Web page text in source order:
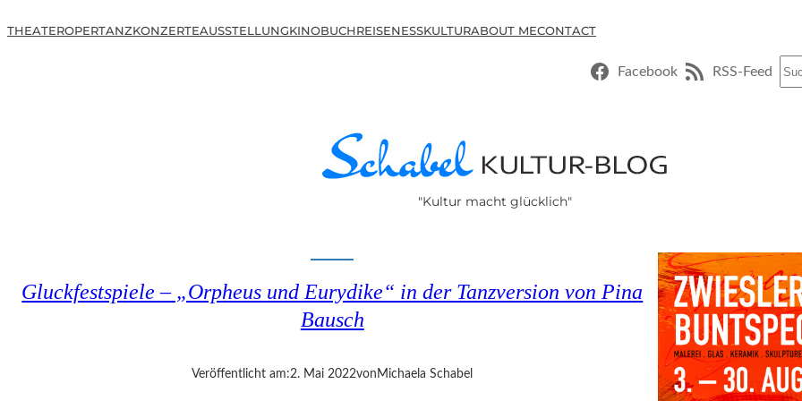
THEATEROPERTANZKONZERTEAUSSTELLUNGKINOBUCHREISENESSKULTURABOUT MECONTACT
Facebook RSS-Feed
"Kultur macht glücklich"
Gluckfestspiele – „Orpheus und Eurydike“ in der Tanzversion von Pina
Bausch
Veröffentlicht am:2. Mai 2022von Michaela Schabel